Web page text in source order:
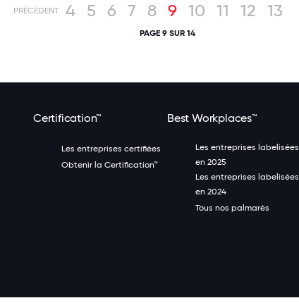
PRÉCÉDENT 4 5 6 7 8 9 10 11 12 13
PAGE 9 SUR 14
Certification™
Les entreprises certifiées
Obtenir la Certification™
Best Workplaces™
Les entreprises labelisées
en 2025
Les entreprises labelisées
en 2024
Tous nos palmarès